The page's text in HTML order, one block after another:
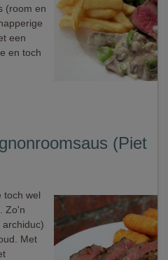
(room en
een
en toch
(Piet
toch wel
Zo'n
Met